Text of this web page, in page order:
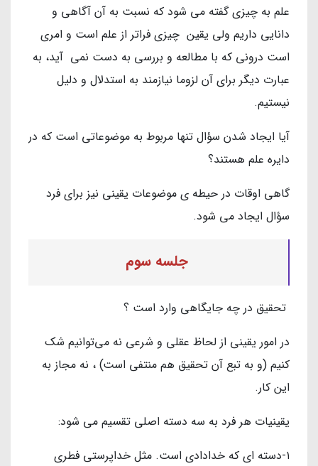
علم به چیزی گفته می شود که نسبت به آن آگاهی و
دانایی داریم ولی یقین چیزی فراتر از علم است و امری
است درونی که با مطالعه و بررسی به دست نمی آید، به
عبارت دیگر برای آن لزوما نیازمند به استدلال و دلیل
نیستیم.
آیا ایجاد شدن سؤال تنها مربوط به موضوعاتی است که در
دایره علم هستند؟
گاهی اوقات در حیطه ی موضوعات یقینی نیز برای فرد
سؤال ایجاد می شود.
جلسه سوم
تحقیق در چه جایگاهی وارد است ؟
در امور یقینی از لحاظ عقلی و شرعی نه می‌توانیم شک
کنیم (و به تبع آن تحقیق هم منتفی است) ، نه مجاز به
این کار.
یقینیات هر فرد به سه دسته اصلی تقسیم می شود:
۱-دسته ای که خدادادی است. مثل خداپرستی فطری